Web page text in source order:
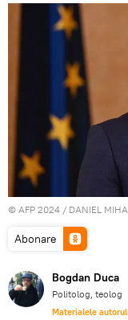
© AFP 2024 / DANIEL
Abonare
Bogdan Duca
Politolog, teolog
Materialele